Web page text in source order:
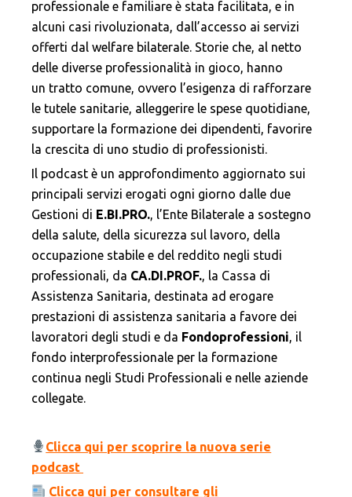
professionale e familiare è stata facilitata, e in
alcuni casi rivoluzionata, dall’accesso ai servizi
offerti dal welfare bilaterale. Storie che, al netto
delle diverse professionalità in gioco, hanno
un tratto comune, ovvero l’esigenza di rafforzare
le tutele sanitarie, alleggerire le spese quotidiane,
supportare la formazione dei dipendenti, favorire
la crescita di uno studio di professionisti.
Il podcast è un approfondimento aggiornato sui
principali servizi erogati ogni giorno dalle due
Gestioni di E.BI.PRO., l’Ente Bilaterale a sostegno
della salute, della sicurezza sul lavoro, della
occupazione stabile e del reddito negli studi
professionali, da CA.DI.PROF., la Cassa di
Assistenza Sanitaria, destinata ad erogare
prestazioni di assistenza sanitaria a favore dei
lavoratori degli studi e da Fondoprofessioni, il
fondo interprofessionale per la formazione
continua negli Studi Professionali e nelle aziende
collegate.
Clicca qui per scoprire la nuova serie
podcast
Clicca qui per consultare gli